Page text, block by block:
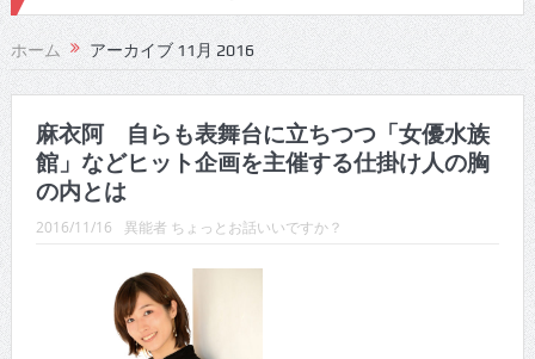
CINEMA×STYLE 292号
CINEMA×STYLE 291号
CINEMA×STYLE 290号
CINEMA×STYLE 289号
CINEMA×STYLE 286号
CINEMA×STYLE 285号
ホーム アーカイブ 11月 2016
麻衣阿 自らも表舞台に立ちつつ「女優水族
館」などヒット企画を主催する仕掛け人の胸
の内とは
2016/11/16 異能者 ちょっとお話いいですか？